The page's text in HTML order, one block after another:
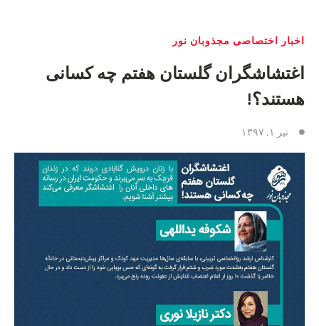
اخبار اختصاصی مجذوبان نور
اغتشاشگران گلستان هفتم چه کسانی
هستند؟!
تیر ۱, ۱۳۹۷